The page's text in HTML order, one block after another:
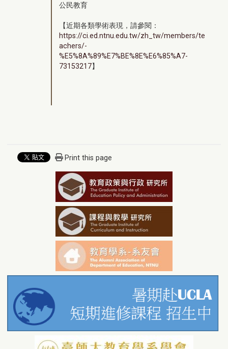
公民教育
【近期各類學術表現，請參閱：
https://ci.ed.ntnu.edu.tw/zh_tw/members/te
achers/-
%E5%8A%89%E7%BE%8E%E6%85%A7-
73153217】
Print this page